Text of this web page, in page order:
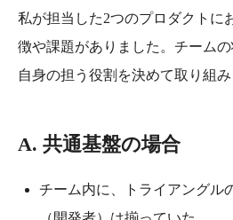
私が担当した2つのプロダクトに
徴や課題がありました。チーム
自身の担う役割を決めて取り組み
A. 共通基盤の場合
チーム内に、トライアングル